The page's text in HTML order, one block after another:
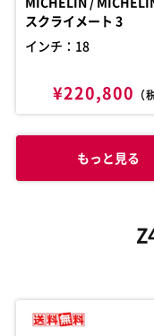
スクライメート 3
インチ：18
¥220,800
もっと見る